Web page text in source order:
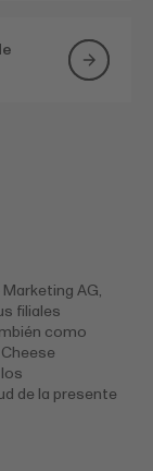
AG,
filiales
como
de la presente